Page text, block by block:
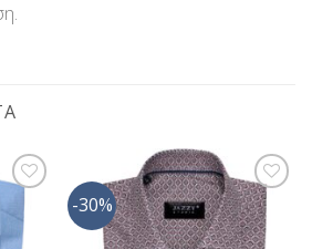
Λίστα
-30%
Προσθήκη
στη Λίστα
Επιθυμίας